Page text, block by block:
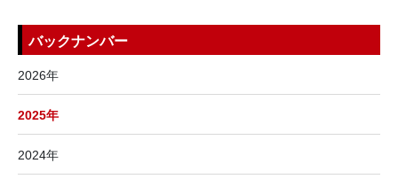
バックナンバー
2026年
2025年
2024年